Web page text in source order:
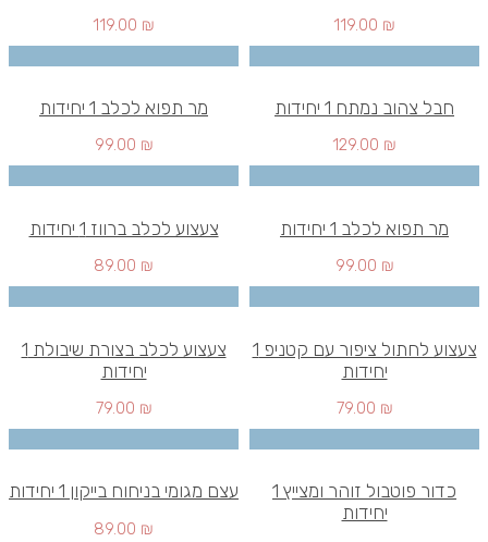
119.00 ₪
119.00 ₪
חבל צהוב נמתח 1 יחידות
129.00 ₪
מר תפוא לכלב 1 יחידות
99.00 ₪
מר תפוא לכלב 1 יחידות
99.00 ₪
צעצוע לכלב ברווז 1 יחידות
89.00 ₪
צעצוע לחתול ציפור עם קטניפ 1
יחידות
79.00 ₪
צעצוע לכלב בצורת שיבולת 1
יחידות
79.00 ₪
כדור פוטבול זוהר ומצייץ 1
יחידות
עצם מגומי בניחוח בייקון 1 יחידות
89.00 ₪